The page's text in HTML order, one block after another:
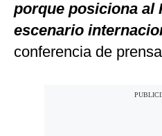
porque posiciona al
escenario
conferencia de